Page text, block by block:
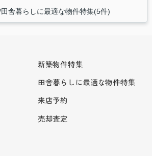
田舎暮らしに最適な物件特集(5件)
新築物件特集
田舎暮らしに最適な物件特集
来店予約
売却査定